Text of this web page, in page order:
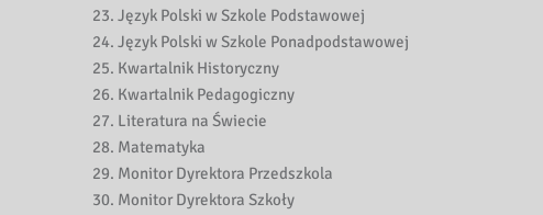
Język Polski w Szkole Podstawowej
Język Polski w Szkole Ponadpodstawowej
Kwartalnik Historyczny
Kwartalnik Pedagogiczny
Literatura na Świecie
Matematyka
Monitor Dyrektora Przedszkola
Monitor Dyrektora Szkoły